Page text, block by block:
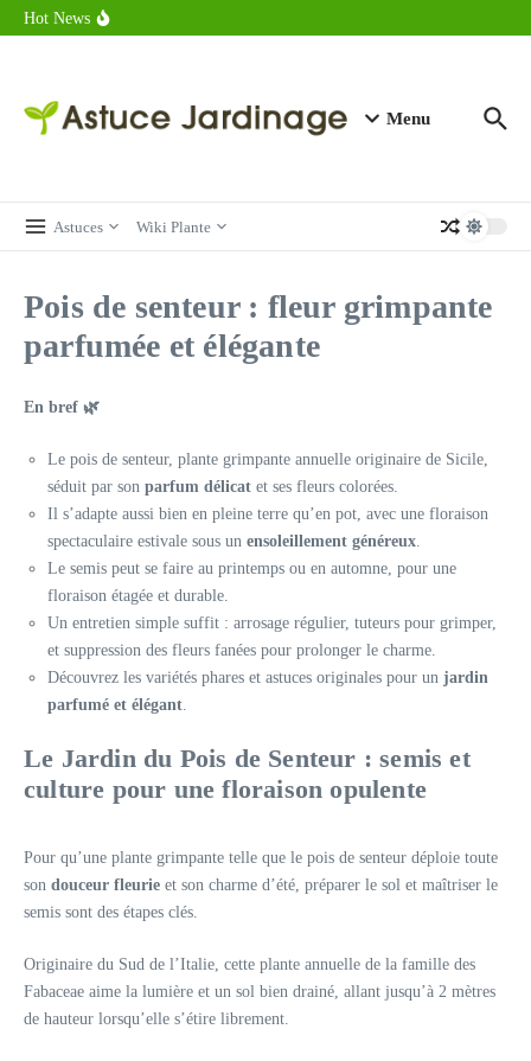
Aller au contenu
Hot News
Combien de calories dans un croque monsieur en 2025 ?
Menu
Astuces Wiki Plante
Pois de senteur : fleur grimpante
parfumée et élégante
En bref 🌿
Le pois de senteur, plante grimpante annuelle originaire de Sicile,
séduit par son parfum délicat et ses fleurs colorées.
Il s’adapte aussi bien en pleine terre qu’en pot, avec une floraison
spectaculaire estivale sous un ensoleillement généreux.
Le semis peut se faire au printemps ou en automne, pour une
floraison étagée et durable.
Un entretien simple suffit : arrosage régulier, tuteurs pour grimper,
et suppression des fleurs fanées pour prolonger le charme.
Découvrez les variétés phares et astuces originales pour un jardin
parfumé et élégant.
Le Jardin du Pois de Senteur : semis et
culture pour une floraison opulente
Pour qu’une plante grimpante telle que le pois de senteur déploie toute
son douceur fleurie et son charme d’été, préparer le sol et maîtriser le
semis sont des étapes clés.
Originaire du Sud de l’Italie, cette plante annuelle de la famille des
Fabaceae aime la lumière et un sol bien drainé, allant jusqu’à 2 mètres
de hauteur lorsqu’elle s’étire librement.